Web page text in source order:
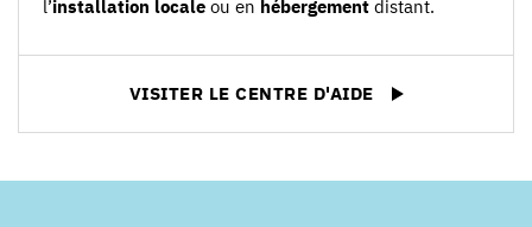
l’installation locale ou en hébergement distant.
VISITER LE CENTRE D'AIDE